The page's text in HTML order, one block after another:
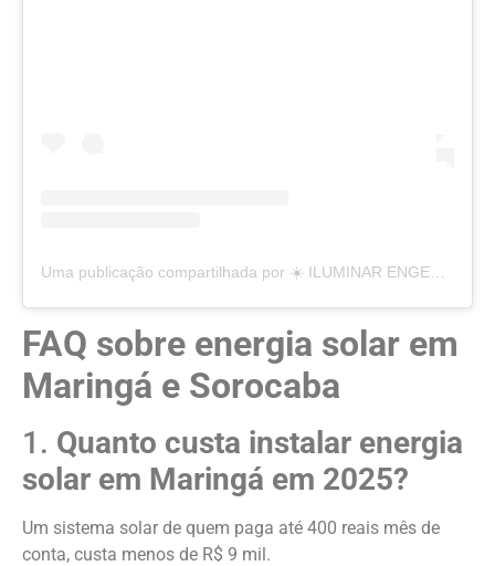
FAQ sobre energia solar em
Maringá e Sorocaba
1. Quanto custa instalar energia
solar em Maringá em 2025?
Um sistema solar de quem paga até 400 reais mês de
conta, custa menos de R$ 9 mil.